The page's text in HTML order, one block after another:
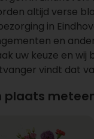
altijd verse
in
en
uw keuze en
vindt dat
plaats